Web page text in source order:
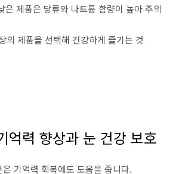
은 제품은 당류와 나트륨 함량이 높아 주의
의 제품을 선택해 건강하게 즐기는 것
억력 향상과 눈 건강 보호
기억력 회복에도 도움을 줍니다.